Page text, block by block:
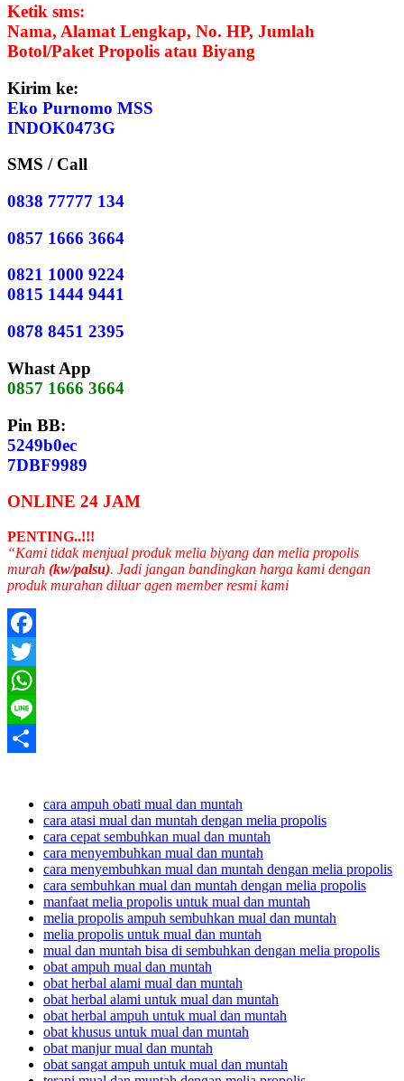
Ketik sms:
Nama, Alamat Lengkap, No. HP, Jumlah
Botol/Paket Propolis atau Biyang
Kirim ke:
Eko Purnomo MSS
INDOK0473G
SMS / Call
0838 77777 134
0857 1666 3664
0821 1000 9224
0815 1444 9441
0878 8451 2395
Whast App
0857 1666 3664
Pin BB:
5249b0ec
7DBF9989
ONLINE 24 JAM
PENTING..!!!
“Kami tidak menjual produk melia biyang dan melia propolis
murah (kw/palsu). Jadi jangan bandingkan harga kami dengan
produk murahan diluar agen member resmi kami
Facebook
Twitter
WhatsApp
Line
cara ampuh obati mual dan muntah
cara atasi mual dan muntah dengan melia propolis
cara cepat sembuhkan mual dan muntah
cara menyembuhkan mual dan muntah
cara menyembuhkan mual dan muntah dengan melia propolis
cara sembuhkan mual dan muntah dengan melia propolis
manfaat melia propolis untuk mual dan muntah
melia propolis ampuh sembuhkan mual dan muntah
melia propolis untuk mual dan muntah
mual dan muntah bisa di sembuhkan dengan melia propolis
obat ampuh mual dan muntah
obat herbal alami mual dan muntah
obat herbal alami untuk mual dan muntah
obat herbal ampuh untuk mual dan muntah
obat khusus untuk mual dan muntah
obat manjur mual dan muntah
obat sangat ampuh untuk mual dan muntah